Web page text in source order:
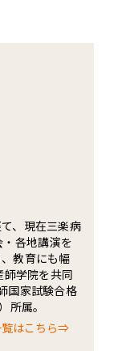
、現在三楽病
各地講演を
教育にも幅
学院を共同
国家試験合格
所属。
覧はこちら⇒